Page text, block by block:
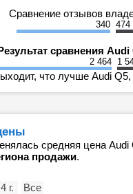
Сравнение отзывов
340 474
сравнения
2 464 1
что лучше Audi
средняя цена
продажи.
4 г. Все